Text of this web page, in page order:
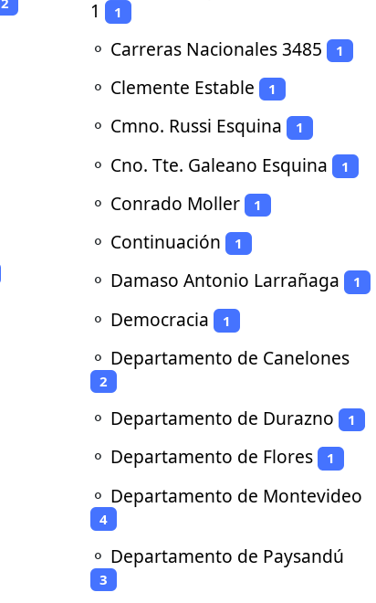
1
1
⚬ Carreras Nacionales 3485 1
⚬ Clemente Estable 1
⚬ Cmno. Russi Esquina 1
⚬ Cno. Tte. Galeano Esquina 1
⚬ Conrado Moller 1
⚬ Continuación 1
⚬ Damaso Antonio Larrañaga 1
⚬ Democracia 1
⚬ Departamento de Canelones
2
⚬ Departamento de Durazno 1
⚬ Departamento de Flores 1
⚬ Departamento de Montevideo
4
⚬ Departamento de Paysandú
3